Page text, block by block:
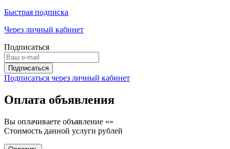
Быстрая подписка
Через личный кабинет
Подписаться
Подписаться через личный кабинет
Оплата объявления
Вы оплачиваете объявление «»
Стоимость данной услуги рублей